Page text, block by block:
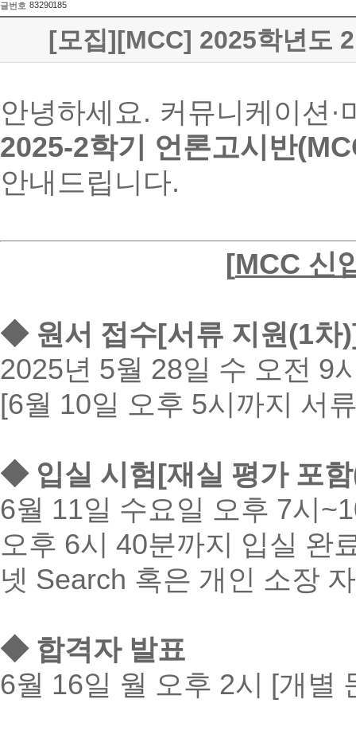
글번호 83290185
[모집][MCC] 2025학년도
안녕하세요. 커뮤니케이션
2025-2학기 언론고시반
안내드립니다.
[MCC 신
◆ 원서 접수[서류 지원(1차
2025년 5월 28일 수 오전 9
[6월 10일 오후 5시까지 서
◆ 입실 시험 [재실 평가 포함
6월 11일 수요일 오후 7시
오후 6시 40분까지 입실 완
넷 Search 혹은 개인 소장
◆ 합격자 발표
6월 16일 월 오후 2시 [개별